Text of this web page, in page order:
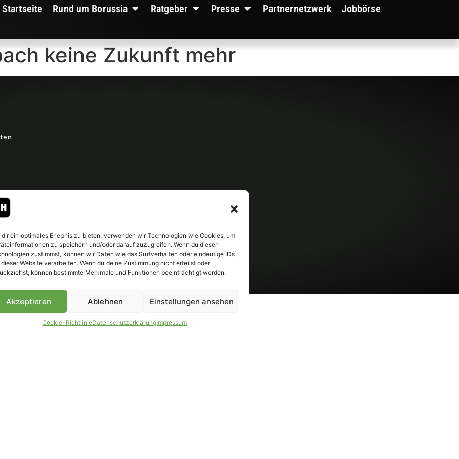
dir ein optimales Erlebnis zu bieten, verwenden wir Technologien wie Cookies, um
zu speichern und/oder darauf zuzugreifen. Wenn du diesen
zustimmst, können wir Daten wie das Surfverhalten oder eindeutige IDs
Website verarbeiten. Wenn du deine Zustimmung nicht erteilst oder
können bestimmte Merkmale und Funktionen beeinträchtigt werden.
Akzeptieren Ablehnen Einstellungen ansehen
Cookie-RichtlinieDatenschutzerklärungImpressum
Startseite Rund um Borussia Ratgeber Presse Partnernetzwerk Jobbörse
keine Zukunft mehr